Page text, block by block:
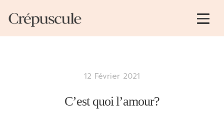
12 Février 2021
C’est quoi l’amour?